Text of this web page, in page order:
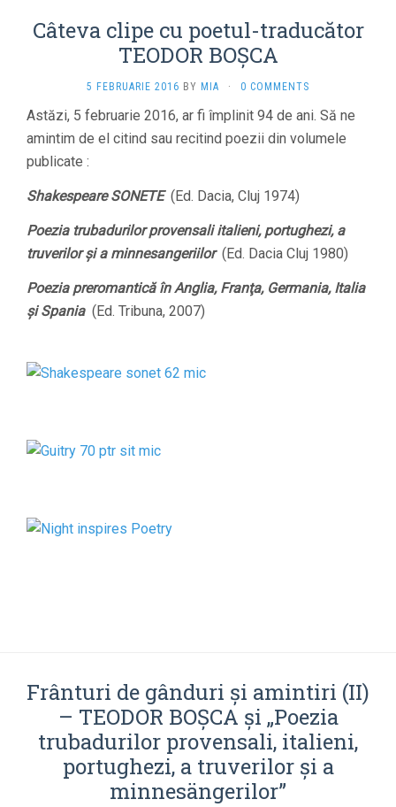
Câteva clipe cu poetul-traducător
TEODOR BOŞCA
5 FEBRUARIE 2016 BY MIA · 0 COMMENTS
Astăzi, 5 februarie 2016, ar fi împlinit 94 de ani. Să ne
amintim de el citind sau recitind poezii din volumele
publicate :
Shakespeare SONETE (Ed. Dacia, Cluj 1974)
Poezia trubadurilor provensali italieni, portughezi, a
truverilor şi a minnesangeriilor (Ed. Dacia Cluj 1980)
Poezia preromantică în Anglia, Franţa, Germania, Italia
şi Spania (Ed. Tribuna, 2007)
Frânturi de gânduri şi amintiri (II)
– TEODOR BOŞCA şi „Poezia
trubadurilor provensali, italieni,
portughezi, a truverilor şi a
minnesängerilor”